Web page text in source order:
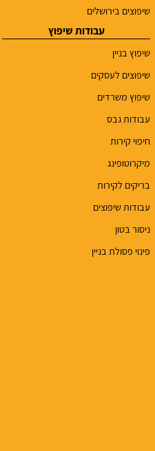
שיפוצים בירושלים
עבודות שיפוץ
שיפוץ בניין
שיפוצים לעסקים
שיפוץ משרדים
עבודות גבס
חיפוי קירות
מיקרוטופינג
בריקים לקירות
עבודות שיפוצים
ניסור בטון
פינוי פסולת בניין